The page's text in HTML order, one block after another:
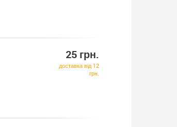
25 грн.
доставка від 12
грн.